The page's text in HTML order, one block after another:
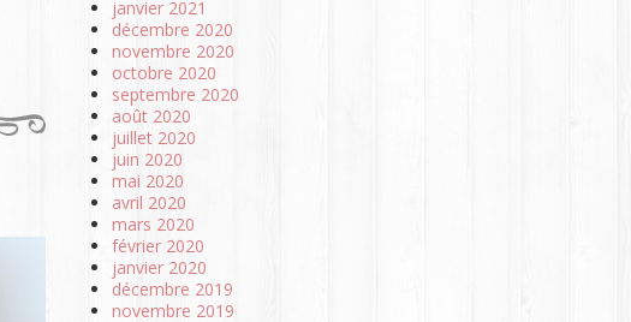
janvier 2021
décembre 2020
novembre 2020
octobre 2020
septembre 2020
août 2020
juillet 2020
juin 2020
mai 2020
avril 2020
mars 2020
février 2020
janvier 2020
décembre 2019
novembre 2019